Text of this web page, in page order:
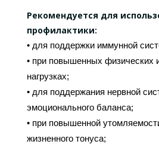
Рекомендуется для
профилактики:
• для поддержки иммунной
• при повышенных физических
нагрузках;
• для поддержания нервной
эмоционального баланса;
• при повышенной
жизненного тонуса;